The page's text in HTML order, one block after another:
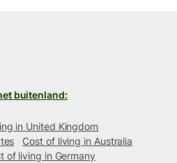
buitenland:
in United Kingdom
Cost of living in Australia
of living in Germany